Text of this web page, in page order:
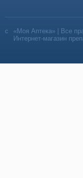
«Моя Аптека» | Все
Интернет-магазин